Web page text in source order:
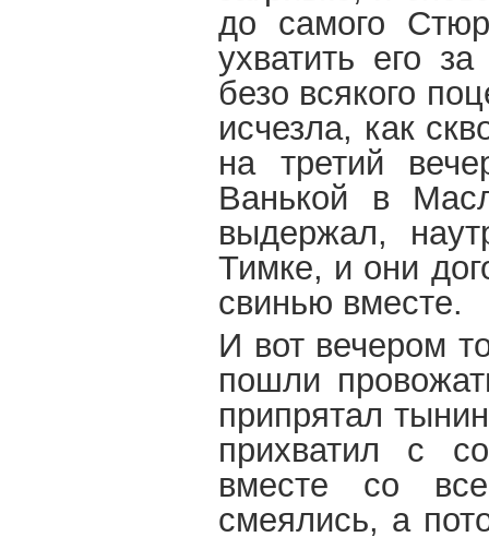
до самого
ухватить его
безо всякого
исчезла, как
на третий
Ванькой в
выдержал,
Тимке, и они
свинью вместе.
И вот вечером
пошли
припрятал
прихватил с
вместе со
смеялись, а